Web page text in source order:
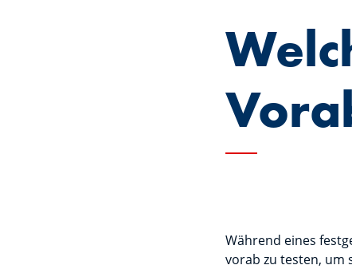
Während eines
vorab zu testen, um